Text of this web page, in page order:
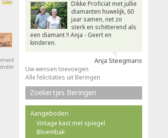
Dikke Proficiat met jullie
diamanten huwelijk, 60
jaar samen, net zo
sterk en schitterend als
een diamant !! Anja - Geert en
kinderen.
Anja Steegmans
Uw wensen toevoegen
Alle felicitaties uit Beringen
Zoekertjes Beringen
Aangeboden
Vintage kast met spiegel
Bloembak